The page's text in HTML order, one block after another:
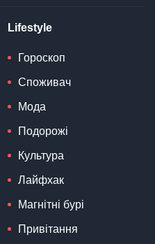
Lifestyle
Гороскоп
Споживач
Мода
Подорожі
Культура
Лайфхак
Магнітні бурі
Привітання